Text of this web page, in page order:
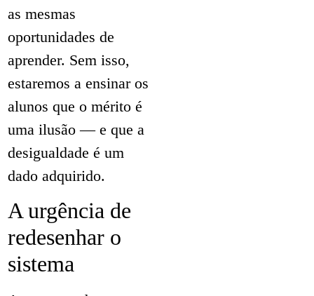
as mesmas
oportunidades de
aprender. Sem isso,
estaremos a ensinar os
alunos que o mérito é
uma ilusão — e que a
desigualdade é um
dado adquirido.
A urgência de
redesenhar o
sistema